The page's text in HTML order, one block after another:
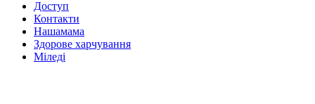
Доступ
Контакти
Нашамама
Здорове харчування
Міледі